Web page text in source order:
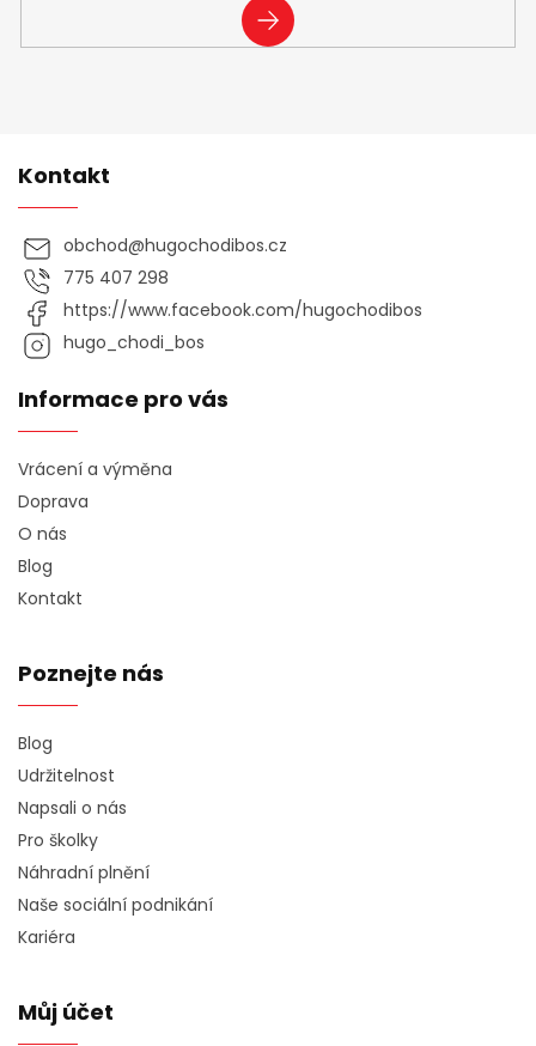
s
u
PŘIHLÁSIT
SE
Kontakt
obchod@hugochodibos.cz
775 407 298
https://www.facebook.com/hugochodibos
hugo_chodi_bos
Informace pro vás
Vrácení a výměna
Doprava
O nás
Blog
Kontakt
Poznejte nás
Blog
Udržitelnost
Napsali o nás
Pro školky
Náhradní plnění
Naše sociální podnikání
Kariéra
Můj účet